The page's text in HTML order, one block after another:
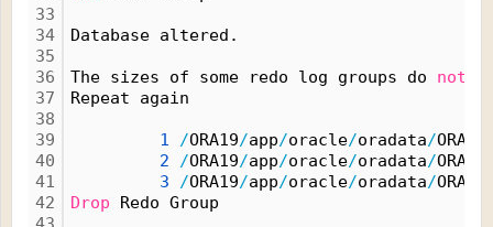
33
34
35
36
37
38
39
40
41
42
Database altered.
The sizes of some redo log groups do not
Repeat again
1 /ORA19/app/oracle/oradata/
2
/ORA19/app/oracle/oradata/
3
/ORA19/app/oracle/oradata/
Drop Redo Group